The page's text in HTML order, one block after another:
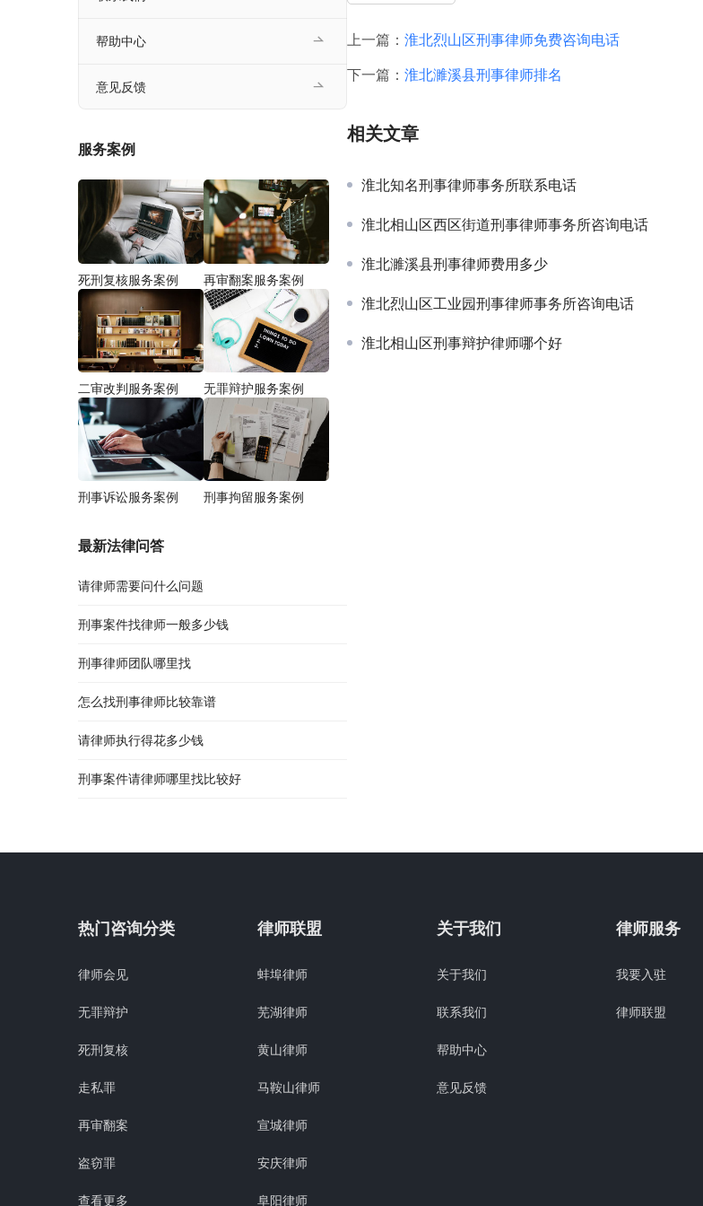
上一篇： 淮北烈山区刑事律师免费咨询电话
下一篇： 淮北濉溪县刑事律师排名
相关文章
淮北知名刑事律师事务所联系电话
淮北相山区西区街道刑事律师事务所咨询电话
淮北濉溪县刑事律师费用多少
淮北烈山区工业园刑事律师事务所咨询电话
淮北相山区刑事辩护律师哪个好
帮助中心
意见反馈
服务案例
死刑复核服务案例 再审翻案服务案例
二审改判服务案例 无罪辩护服务案例
刑事诉讼服务案例 刑事拘留服务案例
最新法律问答
请律师需要问什么问题
刑事案件找律师一般多少钱
刑事律师团队哪里找
怎么找刑事律师比较靠谱
请律师执行得花多少钱
刑事案件请律师哪里找比较好
热门咨询分类
律师会见
无罪辩护
死刑复核
走私罪
再审翻案
盗窃罪
查看更多
律师联盟
蚌埠律师
芜湖律师
黄山律师
马鞍山律师
宣城律师
安庆律师
阜阳律师
关于我们
关于我们
联系我们
帮助中心
意见反馈
律师服务
我要入驻
律师联盟